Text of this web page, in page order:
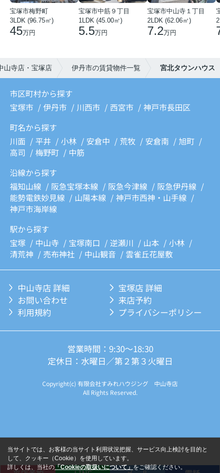
宝塚市梅野町
3LDK (96.75㎡)
45万円
宝塚市中筋９丁目
1LDK (45.00㎡)
5.5万円
宝塚市中山寺１丁目
2LDK (62.06㎡)
7.2万円
山寺店・宝塚店 伊丹市の賃貸物件一覧 宮北タウンハウス
市区町村から探す
宝塚市
伊丹市 川西市 西宮市
神戸市長田区
町名から探す
川面
平井 小林 安倉中 荒牧 安倉南
旭町
高司
梅野町
中筋
沿線から探す
福知山線
阪急宝塚本線 阪急今津線
阪急伊丹線
能勢電鉄妙見線
山陽本線
神戸市西神・山手線
神戸市海岸線
駅から探す
宝塚
中山寺 宝塚南口 逆瀬川 山本
小林
清荒神
売布神社 中山観音 雲雀丘花屋敷
中山寺店 詳細
宝塚店 詳細
お問い合わせ
来店予約
利用規約
プライバシーポリシー
営業時間：9:30～18:30
定休日：水曜日／第２第３火曜日
Copyright(c) 有限会社すみれハウジング 中山寺店
All Rights Reserved.
当サイトでは、お客様の当サイト利用状況把握、サービス向上検討を目的と
して、クッキー（Cookie）を使用しています。
詳しくは、当社の「Cookieの取扱いについて」をご確認ください。